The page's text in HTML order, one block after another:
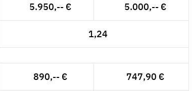
5.950,-- € 5.000,-- €
1,24
890,-- € 747,90 €